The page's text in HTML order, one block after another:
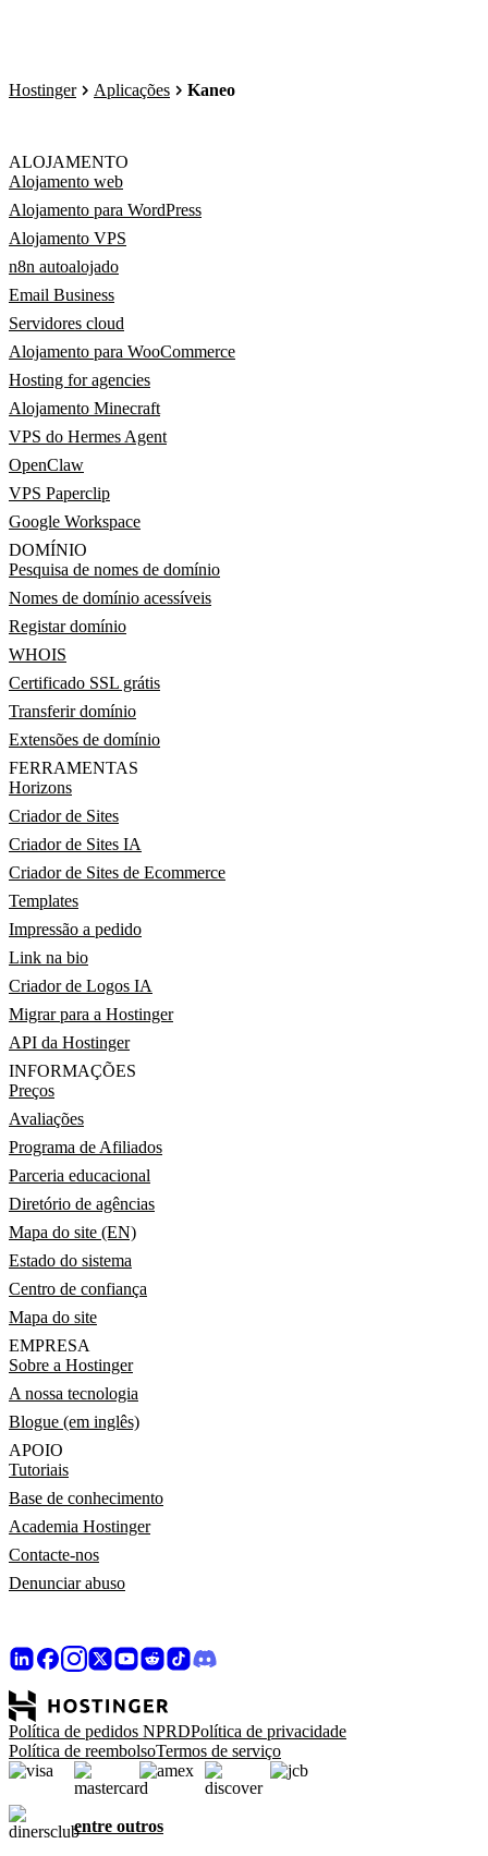
Hostinger Aplicações Kaneo
ALOJAMENTO
Alojamento web
Alojamento para WordPress
Alojamento VPS
n8n autoalojado
Email Business
Servidores cloud
Alojamento para WooCommerce
Hosting for agencies
Alojamento Minecraft
VPS do Hermes Agent
OpenClaw
VPS Paperclip
Google Workspace
DOMÍNIO
Pesquisa de nomes de domínio
Nomes de domínio acessíveis
Registar domínio
WHOIS
Certificado SSL grátis
Transferir domínio
Extensões de domínio
FERRAMENTAS
Horizons
Criador de Sites
Criador de Sites IA
Criador de Sites de Ecommerce
Templates
Impressão a pedido
Link na bio
Criador de Logos IA
Migrar para a Hostinger
API da Hostinger
INFORMAÇÕES
Preços
Avaliações
Programa de Afiliados
Parceria educacional
Diretório de agências
Mapa do site (EN)
Estado do sistema
Centro de confiança
Mapa do site
EMPRESA
Sobre a Hostinger
A nossa tecnologia
Blogue (em inglês)
APOIO
Tutoriais
Base de conhecimento
Academia Hostinger
Contacte-nos
Denunciar abuso
Política de pedidos NPRDPolítica de privacidade
Política de reembolsoTermos de serviço
entre outros